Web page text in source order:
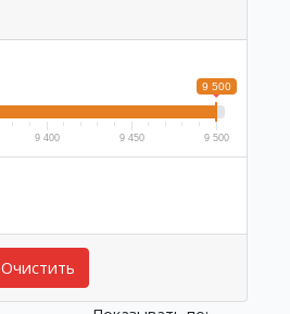
9 500
9 400 9 450 9 500
Очистить